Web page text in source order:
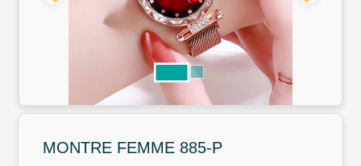
MONTRE FEMME 885-P